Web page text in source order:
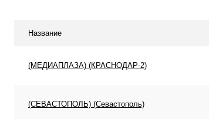
Название
(МЕДИАПЛАЗА) (КРАСНОДАР-2)
(СЕВАСТОПОЛЬ) (Севастополь)